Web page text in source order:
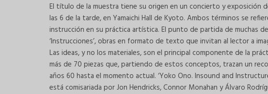
El título de la muestra tiene su origen en un concierto y exposición
las 6 de la tarde, en Yamaichi Hall de Kyoto. Ambos términos se
instrucción en su práctica artística. El punto de partida de muchas
‘Instrucciones’, obras en formato de texto que invitan al lector a
Las ideas, y no los materiales, son el principal componente de la
más de 70 piezas que, partiendo de estos conceptos, trazan un
años 60 hasta el momento actual. ‘Yoko Ono. Insound and
está comisariada por Jon Hendricks, Connor Monahan y Álvaro